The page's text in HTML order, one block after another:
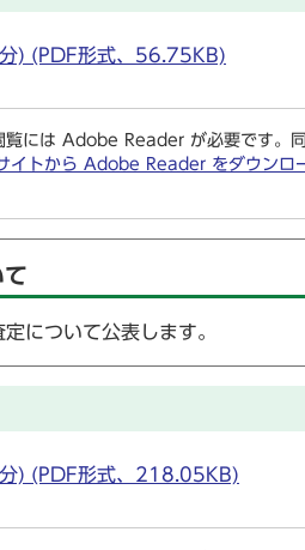
) (PDF形式、56.75KB)
覧には Adobe Reader が必要です。
イトから Adobe Reader をダウンロ
について公表します。
) (PDF形式、218.05KB)